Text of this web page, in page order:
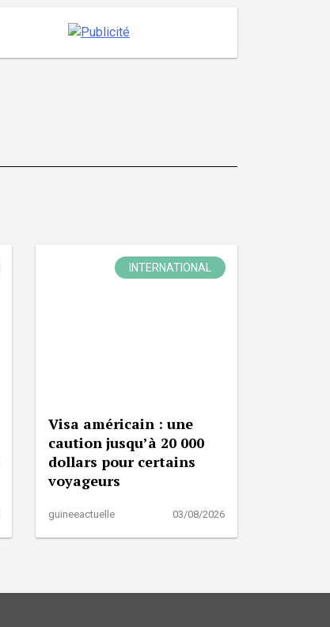
INTERNATIONAL
Visa américain : une
caution jusqu’à 20 000
dollars pour certains
voyageurs
guineeactuelle 03/08/2026